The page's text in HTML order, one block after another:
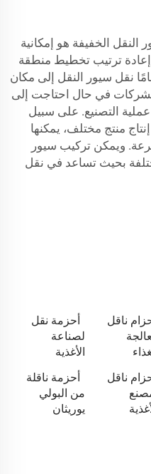
الخفيفة هو إمكانية
إعادة ترتيب تخطيط منطقة
نقل سيور النقل إلى مكان
في حال احتاجت إلى
عملية التصنيع. على سبيل
منتج مختلف، يمكنها
ويمكن تركيب سيور
بحيث تساعد في نقل
ناقل
أحزمة نقل
لصناعة
الأغذية
ناقل
أحزمة ناقلة
من البولي
يوريثان